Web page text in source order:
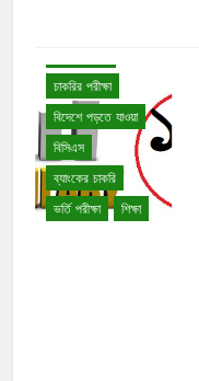
চাকরির পরীক্ষা
বিদেশে পড়তে যাওয়া
বিসিএস
ব্যাংকের চাকরি
ভর্তি পরীক্ষা
শিক্ষা